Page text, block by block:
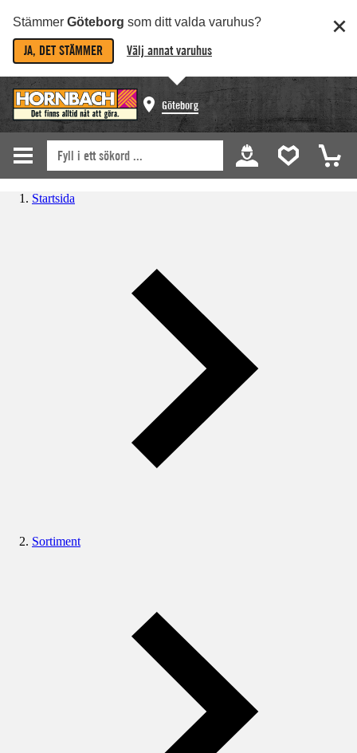
Stämmer Göteborg som ditt valda varuhus?
JA, DET STÄMMER Välj annat varuhus
Göteborg
Startsida
Sortiment